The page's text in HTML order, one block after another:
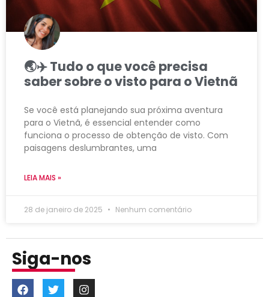
🌏✈️ Tudo o que você precisa
saber sobre o visto para o Vietnã
Se você está planejando sua próxima aventura
para o Vietnã, é essencial entender como
funciona o processo de obtenção de visto. Com
paisagens deslumbrantes, uma
LEIA MAIS »
28 de janeiro de 2025 Nenhum comentário
Siga-nos